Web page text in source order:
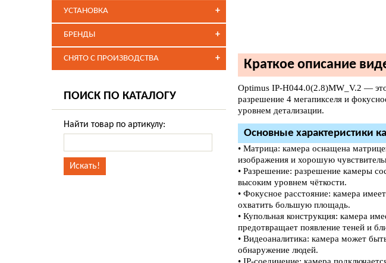
Краткое описание
Optimus IP-H044.0(2.8)MW_V.2 —
разрешение 4 мегапикселя и
уровнем детализации.
Основные характеристики
• Матрица: камера оснащена
изображения и хорошую
• Разрешение: разрешение камеры
высоким уровнем чёткости.
• Фокусное расстояние: камера
охватить большую площадь.
• Купольная конструкция: камера
предотвращает появление теней и
• Видеоаналитика: камера может
обнаружение людей.
+
УСТАНОВКА
+
БРЕНДЫ
+
СНЯТО С ПРОИЗВОДСТВА
ПОИСК ПО КАТАЛОГУ
Найти товар по артикулу: